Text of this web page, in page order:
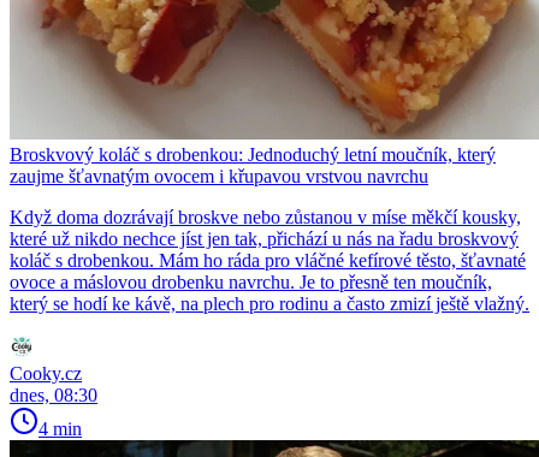
Broskvový koláč s drobenkou: Jednoduchý letní moučník, který
zaujme šťavnatým ovocem i křupavou vrstvou navrchu
Když doma dozrávají broskve nebo zůstanou v míse měkčí kousky,
které už nikdo nechce jíst jen tak, přichází u nás na řadu broskvový
koláč s drobenkou. Mám ho ráda pro vláčné kefírové těsto, šťavnaté
ovoce a máslovou drobenku navrchu. Je to přesně ten moučník,
který se hodí ke kávě, na plech pro rodinu a často zmizí ještě vlažný.
Cooky.cz
dnes, 08:30
4 min